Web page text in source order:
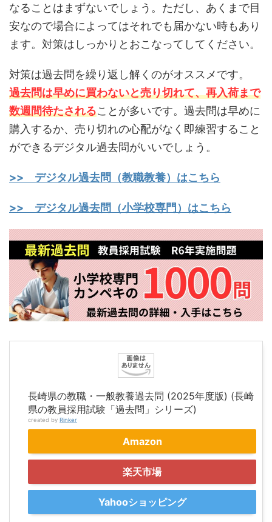
なることはまずないでしょう。ただし、あくまで目
安なので場合によってはそれでも届かない時もあり
ます。対策はしっかりとおこなってしてください。
対策は過去問を繰り返し解くのがオススメです。
過去問は早めに買わないと売り切れて、再入荷まで
数週間待たされることが多いです。過去問は早めに
購入するか、売り切れの心配がなく即練習すること
ができるデジタル過去問がいいでしょう。
>> デジタル過去問（教職教養）はこちら
>> デジタル過去問（小学校専門）はこちら
長崎県の教職・一般教養過去問 (2025年度版) (長崎
県の教員採用試験「過去問」シリーズ)
created by Rinker
Amazon
楽天市場
Yahooショッピング